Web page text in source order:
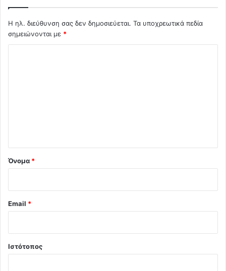
Η ηλ. διεύθυνση σας δεν δημοσιεύεται. Τα υποχρεωτικά πεδία
σημειώνονται με *
Όνομα *
Email *
Ιστότοπος